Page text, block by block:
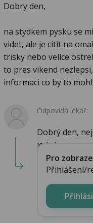
Dobry den,
na stydkem pysku se
videt, ale je citit na
trisky nebo velice
to pres vikend
informaci co by to
Odpovídá lékař:
Dobrý den,
jedná. ...
Pro
Přihlášení/